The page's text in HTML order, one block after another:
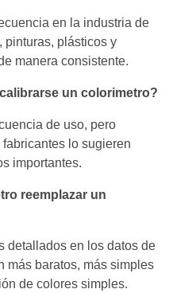
en la industria de
pinturas, plásticos y
manera consistente.
un colorimetro?
de uso, pero
lo sugieren
importantes.
reemplazar un
detallados en los datos de
más baratos, más simples
de colores simples.